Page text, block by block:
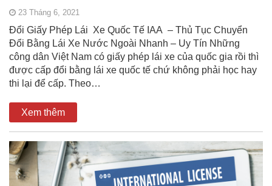
23 Tháng 6, 2021
Đổi Giấy Phép Lái Xe Quốc Tế IAA – Thủ Tục Chuyển
Đổi Bằng Lái Xe Nước Ngoài Nhanh – Uy Tín Những
công dân Việt Nam có giấy phép lái xe của quốc gia rồi thì
được cấp đổi bằng lái xe quốc tế chứ không phải học hay
thi lại để cấp. Theo…
Xem thêm